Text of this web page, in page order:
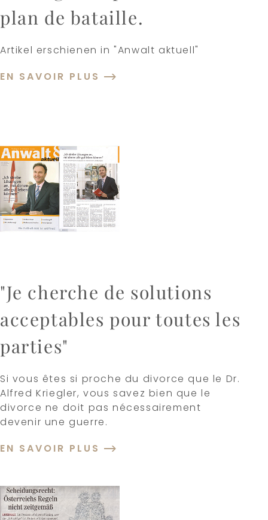
plan de bataille.
Artikel erschienen in "Anwalt aktuell"
EN SAVOIR PLUS
"Je cherche de solutions
acceptables pour toutes les
parties"
Si vous êtes si proche du divorce que le Dr.
Alfred Kriegler, vous savez bien que le
divorce ne doit pas nécessairement
devenir une guerre.
EN SAVOIR PLUS